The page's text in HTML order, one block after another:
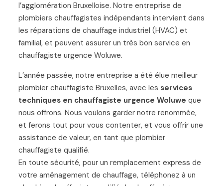
l’agglomération Bruxelloise. Notre entreprise de
plombiers chauffagistes indépendants intervient dans
les réparations de chauffage industriel (HVAC) et
familial, et peuvent assurer un très bon service en
chauffagiste urgence Woluwe.
L’année passée, notre entreprise a été élue meilleur
plombier chauffagiste Bruxelles, avec les services
techniques en chauffagiste urgence Woluwe que
nous offrons. Nous voulons garder notre renommée,
et ferons tout pour vous contenter, et vous offrir une
assistance de valeur, en tant que plombier
chauffagiste qualifié.
En toute sécurité, pour un remplacement express de
votre aménagement de chauffage, téléphonez à un